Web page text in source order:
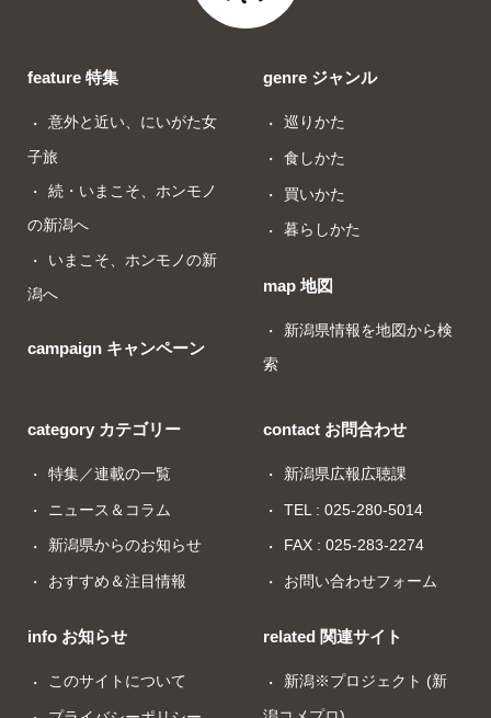
feature 特集
意外と近い、にいがた女
子旅
続・いまこそ、ホンモノ
の新潟へ
いまこそ、ホンモノの新
潟へ
campaign キャンペーン
genre ジャンル
巡りかた
食しかた
買いかた
暮らしかた
map 地図
新潟県情報を地図から検
索
category カテゴリー
特集／連載の一覧
ニュース＆コラム
新潟県からのお知らせ
おすすめ＆注目情報
info お知らせ
このサイトについて
contact お問合わせ
新潟県広報広聴課
TEL : 025-280-5014
FAX : 025-283-2274
お問い合わせフォーム
related 関連サイト
新潟※プロジェクト (新